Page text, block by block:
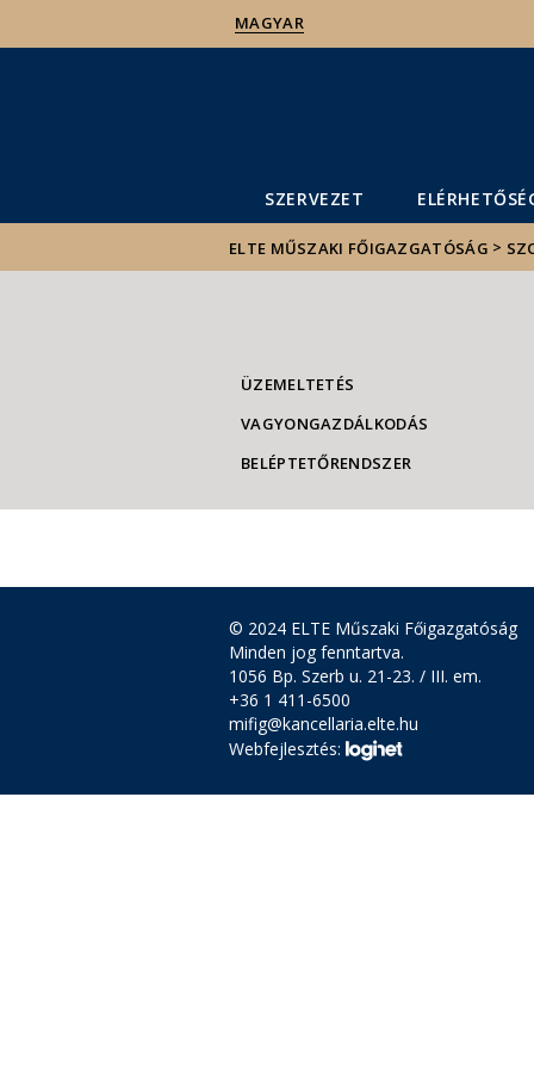
MAGYAR
SZERVEZET
ELTE MŰSZAKI FŐIGAZGATÓSÁG >
ÜZEMELTETÉS
VAGYONGAZDÁLKODÁS
BELÉPTETŐRENDSZER
© 2024 ELTE Műszaki Főigazgatóság
Minden jog fenntartva.
1056 Bp. Szerb u. 21-23. / III. em.
+36 1 411-6500
mifig@kancellaria.elte.hu
Webfejlesztés: